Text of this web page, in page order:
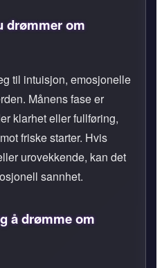
drømmer om
til intuisjon, emosjonelle
Månens fase er
klarhet eller fullføring,
friske starter. Hvis
urovekkende, kan det
sannhet.
å drømme om